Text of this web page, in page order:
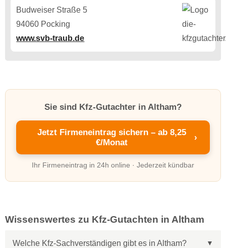
Budweiser Straße 5
94060 Pocking
www.svb-traub.de
Sie sind Kfz-Gutachter in Altham?
Jetzt Firmeneintrag sichern – ab 8,25
€/Monat
›
Ihr Firmeneintrag in 24h online · Jederzeit kündbar
Wissenswertes zu Kfz-Gutachten in Altham
Welche Kfz-Sachverständigen gibt es in Altham?